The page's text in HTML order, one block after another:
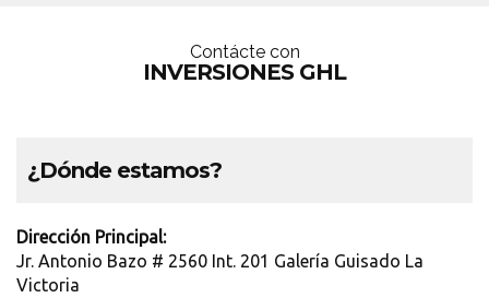
Contácte con
INVERSIONES GHL
¿Dónde estamos?
Dirección Principal:
Jr. Antonio Bazo # 2560 Int. 201 Galería Guisado La
Victoria